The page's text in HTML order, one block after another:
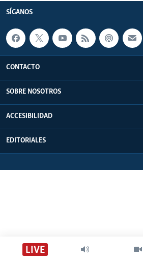
LIVE
SÍGANOS
CONTACTO
SOBRE NOSOTROS
ACCESIBILIDAD
EDITORIALES